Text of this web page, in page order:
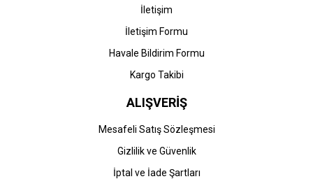
İletişim
İletişim Formu
Havale Bildirim Formu
Kargo Takibi
ALIŞVERİŞ
Mesafeli Satış Sözleşmesi
Gizlilik ve Güvenlik
İptal ve İade Şartları